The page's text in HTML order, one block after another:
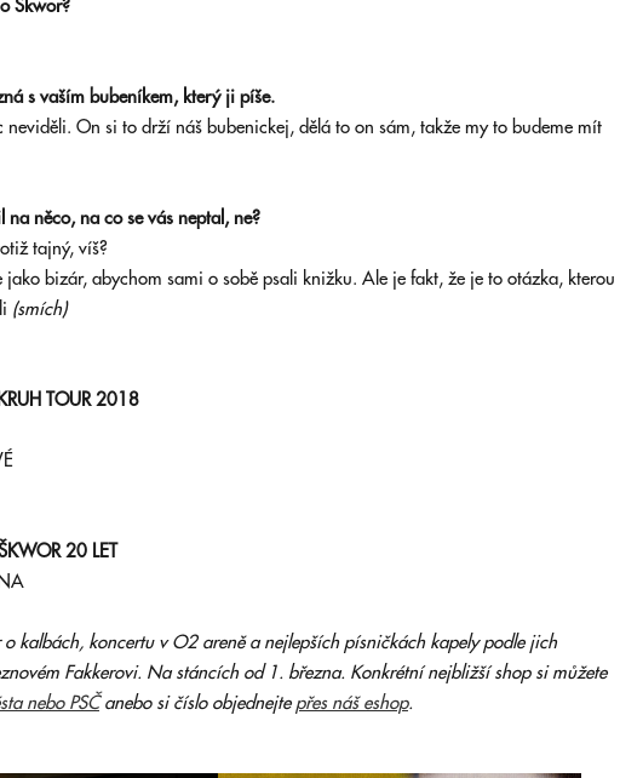
Škwor?
s vaším bubeníkem, který ji píše.
neviděli. On si to drží náš bubenickej, dělá to on sám, takže my to budeme mít
na něco, na co se vás neptal, ne?
tajný, víš?
jako bizár, abychom sami o sobě psali knižku. Ale je fakt, že je to otázka, kterou
(smích)
TOUR 2018
20 LET
o kalbách, koncertu v O2 areně a nejlepších písničkách kapely podle jich
Fakkerovi. Na stáncích od 1. března. Konkrétní nejbližší shop si můžete
nebo PSČanebo si číslo objednejte přes náš eshop.